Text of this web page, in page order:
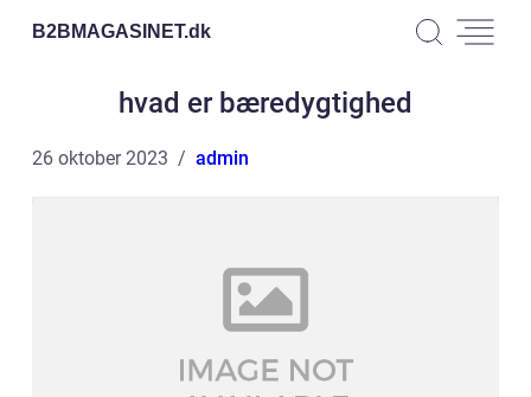
B2BMAGASINET.dk
hvad er bæredygtighed
26 oktober 2023 admin